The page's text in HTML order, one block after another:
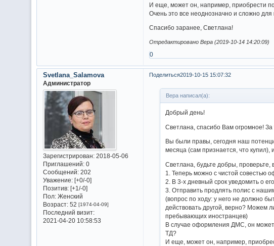
И еще, может он, например, приобрести
Очень это все неоднозначно и сложно для
Спасибо заранее, Светлана!
Отредактировано Вера (2019-10-14 14:20:09)
0
Поделиться2019-10-15 15:07:32
Svetlana_Salamova
Администратор
Зарегистрирован: 2018-05-06
Приглашений:0
Сообщений:202
Уважение: [+0/-0]
Позитив: [+1/-0]
Пол:Женский
Возраст:52 [1974-04-09]
Последний визит:
2021-04-20 10:58:53
Вера написал(а):
Добрый день!
Светлана, спасибо Вам огромное!
Вы были правы, сегодня наш
месяца (сам признается, что купил),
Светлана, будьте добры,
1. Теперь можно с чистой совестью
2. В 3-х дневный срок уведомить о
3. Отправить продлять полис с
(вопрос по ходу: у него не должно
действовать другой, верно? Можем
пребывающих иностранцев)
В случае оформления ДМС, он
ТД?
И еще, может он, например,